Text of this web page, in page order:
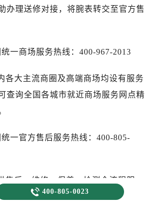
办理送修对接，将腕表转交至官方售
一商场服务热线：400-967-2013
各大主流商圈及高端商场均设有服务
查询全国各城市就近商场服务网点精
一官方售后服务热线：400-805-
售后、维修、保养、检测全流程服
价格、维修周期、保养注意事项，受
 400-805-0023